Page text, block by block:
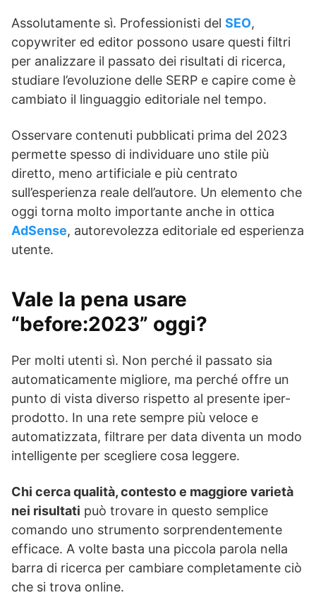
Assolutamente sì. Professionisti del SEO,
copywriter ed editor possono usare questi filtri
per analizzare il passato dei risultati di ricerca,
studiare l’evoluzione delle SERP e capire come è
cambiato il linguaggio editoriale nel tempo.
Osservare contenuti pubblicati prima del 2023
permette spesso di individuare uno stile più
diretto, meno artificiale e più centrato
sull’esperienza reale dell’autore. Un elemento che
oggi torna molto importante anche in ottica
AdSense, autorevolezza editoriale ed esperienza
utente.
Vale la pena usare
“before:2023” oggi?
Per molti utenti sì. Non perché il passato sia
automaticamente migliore, ma perché offre un
punto di vista diverso rispetto al presente iper-
prodotto. In una rete sempre più veloce e
automatizzata, filtrare per data diventa un modo
intelligente per scegliere cosa leggere.
Chi cerca qualità, contesto e maggiore varietà
nei risultati può trovare in questo semplice
comando uno strumento sorprendentemente
efficace. A volte basta una piccola parola nella
barra di ricerca per cambiare completamente ciò
che si trova online.